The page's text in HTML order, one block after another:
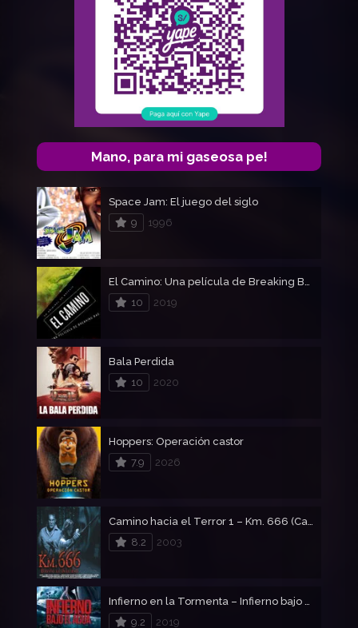
Mano, para mi gaseosa pe!
Space Jam: El juego del siglo
9
1996
El Camino: Una película de Breaking Bad
10
2019
Bala Perdida
10
2020
Hoppers: Operación castor
7.9
2026
Camino hacia el Terror 1 – Km. 666 (Camino sangriento)
8.2
2003
Infierno en la Tormenta – Infierno bajo el agua
9.2
2019